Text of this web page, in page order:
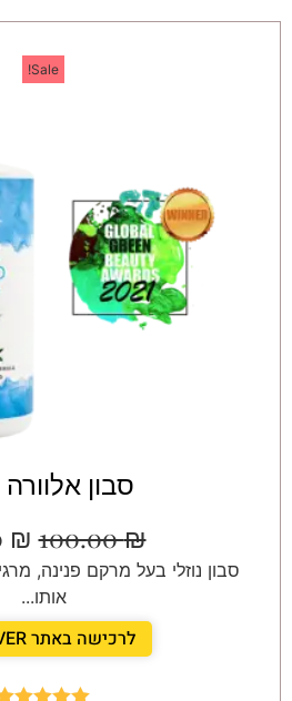
Sale!
סבון אלוורה
100.00₪
₪
סבון נוזלי בעל מרקם פנינה,
אותו...
לרכישה באתר FOREVER